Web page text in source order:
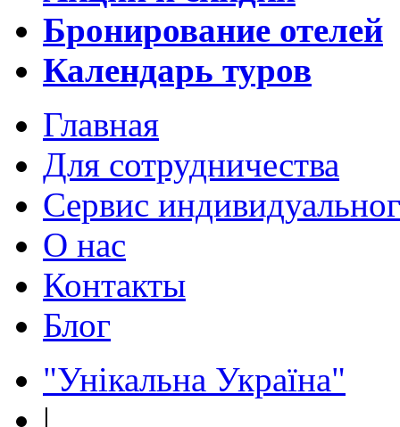
Бронирование отелей
Календарь туров
Главная
Для сотрудничества
Сервис
О нас
Контакты
Блог
"Унікальна Україна"